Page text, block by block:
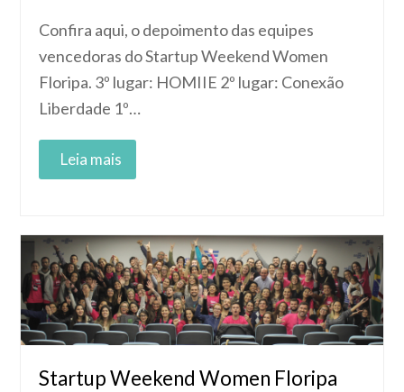
Confira aqui, o depoimento das equipes
vencedoras do Startup Weekend Women
Floripa. 3º lugar: HOMIIE 2º lugar: Conexão
Liberdade 1º…
Startup Weekend Women Floripa